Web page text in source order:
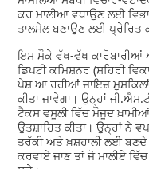
ਕਰ ਮਾਲੀਆ ਵਧਾਉਣ ਲਈ
ਤਾਲਮੇਲ ਬਣਾਉਣ ਲਈ ਪ੍ਰੇਰਿਤ
ਇਸ ਮੌਕੇ ਵੱਖ-ਵੱਖ
ਡਿਪਟੀ ਕਮਿਸ਼ਨਰ (ਸ਼ਹਿਰੀ
ਪੇਸ਼ ਆ ਰਹੀਆਂ ਜਾਇਜ਼
ਕੀਤਾ ਜਾਵੇਗਾ। ਉਨ੍ਹਾਂ
ਟੈਕਸ ਵਸੂਲੀ ਵਿੱਚ ਮੌਜੂਦ
ਉਤਸ਼ਾਹਿਤ ਕੀਤਾ। ਉਨ੍ਹਾਂ ਨੇ
ਤਰੱਕੀ ਅਤੇ ਖ਼ਸ਼ਹਾਲੀ ਲਈ ਬਣਦੇ
ਕਰਵਾਏ ਜਾਣ ਤਾਂ ਜੋ ਮਾਲੀਏ